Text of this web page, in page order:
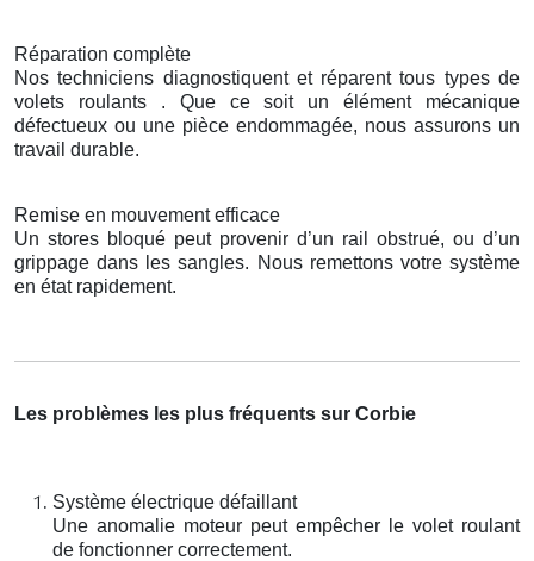
Réparation complète
Nos techniciens diagnostiquent et réparent tous types de
volets roulants . Que ce soit un élément mécanique
défectueux ou une pièce endommagée, nous assurons un
travail durable.
Remise en mouvement efficace
Un stores bloqué peut provenir d’un rail obstrué, ou d’un
grippage dans les sangles. Nous remettons votre système
en état rapidement.
Les problèmes les plus fréquents sur Corbie
Système électrique défaillant
Une anomalie moteur peut empêcher le volet roulant
de fonctionner correctement.